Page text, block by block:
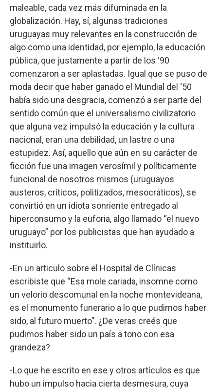
maleable, cada vez más difuminada en la
globalización. Hay, sí, algunas tradiciones
uruguayas muy relevantes en la construcción de
algo como una identidad, por ejemplo, la educación
pública, que justamente a partir de los ‘90
comenzaron a ser aplastadas. Igual que se puso de
moda decir que haber ganado el Mundial del ‘50
había sido una desgracia, comenzó a ser parte del
sentido común que el universalismo civilizatorio
que alguna vez impulsó la educación y la cultura
nacional, eran una debilidad, un lastre o una
estupidez. Así, aquello que aún en su carácter de
ficción fue una imagen verosímil y políticamente
funcional de nosotros mismos (uruguayos
austeros, críticos, politizados, mesocráticos), se
convirtió en un idiota sonriente entregado al
hiperconsumo y la euforia, algo llamado “el nuevo
uruguayo” por los publicistas que han ayudado a
instituirlo.
-En un articulo sobre el Hospital de Clínicas
escribiste que “Esa mole cariada, insomne como
un velorio descomunal en la noche montevideana,
es el monumento funerario a lo que pudimos haber
sido, al futuro muerto”. ¿De veras creés que
pudimos haber sido un país a tono con esa
grandeza?
-Lo que he escrito en ese y otros artículos es que
hubo un impulso hacia cierta desmesura, cuya